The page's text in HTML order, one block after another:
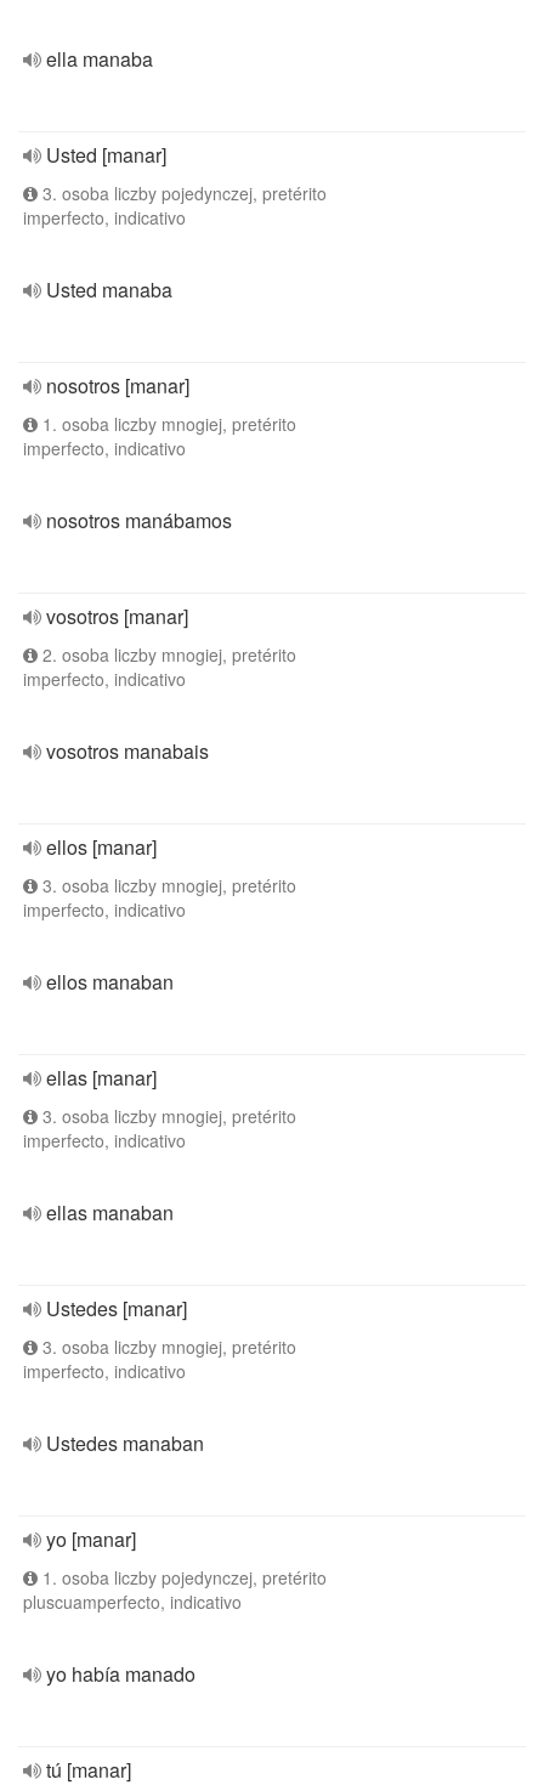
ella manaba
Usted [manar]
3. osoba liczby pojedynczej, pretérito
imperfecto, indicativo
Usted manaba
nosotros [manar]
1. osoba liczby mnogiej, pretérito
imperfecto, indicativo
nosotros manábamos
vosotros [manar]
2. osoba liczby mnogiej, pretérito
imperfecto, indicativo
vosotros manabais
ellos [manar]
3. osoba liczby mnogiej, pretérito
imperfecto, indicativo
ellos manaban
ellas [manar]
3. osoba liczby mnogiej, pretérito
imperfecto, indicativo
ellas manaban
Ustedes [manar]
3. osoba liczby mnogiej, pretérito
imperfecto, indicativo
Ustedes manaban
yo [manar]
1. osoba liczby pojedynczej, pretérito
pluscuamperfecto, indicativo
yo había manado
tú [manar]